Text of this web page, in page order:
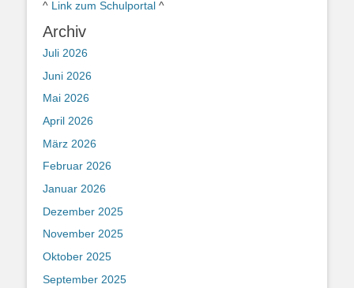
^ Link zum Schulportal ^
Archiv
Juli 2026
Juni 2026
Mai 2026
April 2026
März 2026
Februar 2026
Januar 2026
Dezember 2025
November 2025
Oktober 2025
September 2025